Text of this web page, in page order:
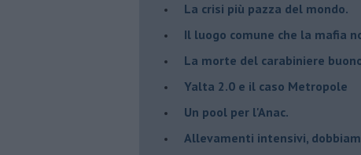
La crisi più pazza del mondo.
Il luogo comune che la mafia
La morte del carabiniere
Yalta 2.0 e il caso Metropole
​Un pool per l'Anac.
Allevamenti intensivi,